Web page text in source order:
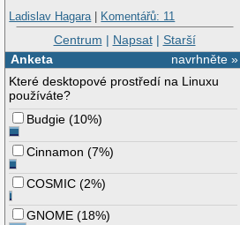
Ladislav Hagara| Komentářů: 11
Centrum | Napsat| Starší
navrhněte »
Anketa
Které desktopové prostředí na Linuxu
používáte?
Budgie (10%)
Cinnamon (7%)
COSMIC (2%)
GNOME (18%)